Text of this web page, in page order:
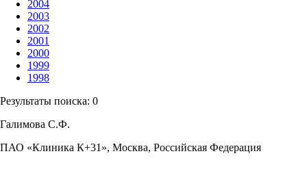
2004
2003
2002
2001
2000
1999
1998
Результаты поиска: 0
Галимова С.Ф.
ПАО «Клиника К+31», Москва, Российская Федерация